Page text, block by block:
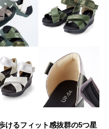
けるフィット感抜群の5つ星